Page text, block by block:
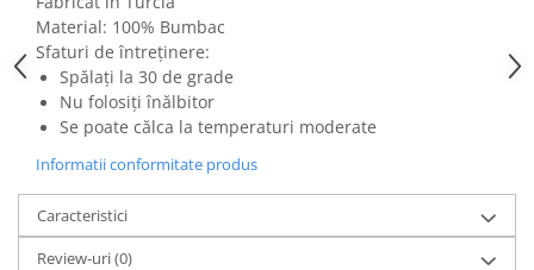
Material: 100% Bumbac
Sfaturi de întreținere:
Spălați la 30 de grade
Nu folosiți înălbitor
Se poate călca la temperaturi moderate
Informatii conformitate produs
Caracteristici
Review-uri(0)